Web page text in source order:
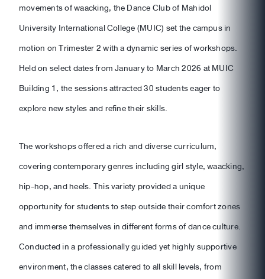
movements of waacking, the Dance Club of Mahidol
University International College (MUIC) set the campus in
motion on Trimester 2 with a dynamic series of workshops.
Held on select dates from January to March 2026 at MUIC
Building 1, the sessions attracted 30 students eager to
explore new styles and refine their skills.
The workshops offered a rich and diverse curriculum,
covering contemporary genres including girl style, waacking,
hip-hop, and heels. This variety provided a unique
opportunity for students to step outside their comfort zones
and immerse themselves in different forms of dance culture.
Conducted in a professionally guided yet highly supportive
environment, the classes catered to all skill levels, from